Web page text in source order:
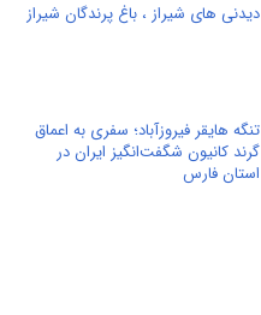
دیدنی های شیراز ، باغ پرندگان شیراز
تنگه هایقر فیروزآباد؛ سفری به اعماق
گرند کانیون شگفت‌انگیز ایران در
استان فارس